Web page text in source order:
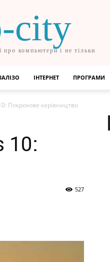
city
про компьютери і не тільки
ІНТЕРНЕТ ПРОГРАМИ
Покрокове керівництво
10:
527